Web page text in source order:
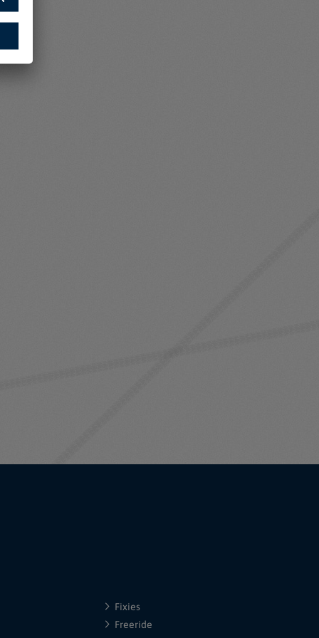
Fixies
Freeride